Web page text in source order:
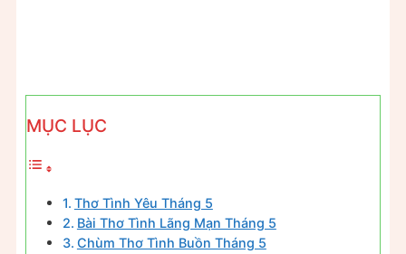
MỤC LỤC
Thơ Tình Yêu Tháng 5
Bài Thơ Tình Lãng Mạn Tháng 5
Chùm Thơ Tình Buồn Tháng 5